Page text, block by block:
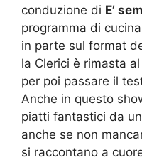
conduzione di E’
programma di
in parte sul format
la Clerici è rimasta
per poi passare il
Anche in questo
piatti fantastici da
anche se non
si raccontano a